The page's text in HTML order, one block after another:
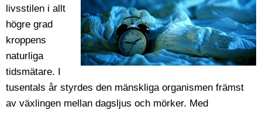
livsstilen i allt
högre grad
kroppens
naturliga
tidsmätare. I
tusentals år styrdes den mänskliga organismen främst
av växlingen mellan dagsljus och mörker. Med